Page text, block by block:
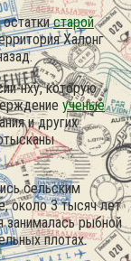
старой
Халонг
нху, которую
ученые
и других
сельским
около 3 тысяч лет
занималась рыбной
плотах.